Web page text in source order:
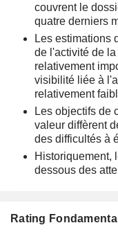
couvrent le
quatre derniers
Les estimations
de l'activité de
relativement
visibilité liée à
relativement
Les objectifs de
valeur diffèrent
des difficultés à
Historiquement,
dessous des
Rating